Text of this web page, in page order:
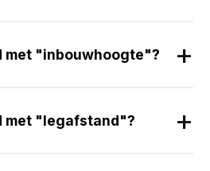
met "inbouwhoogte"?
met "legafstand"?